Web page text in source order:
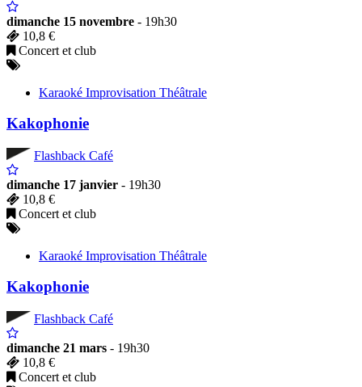
dimanche 15 novembre - 19h30
10,8 €
Concert et club
Karaoké Improvisation Théâtrale
Kakophonie
Flashback Café
dimanche 17 janvier - 19h30
10,8 €
Concert et club
Karaoké Improvisation Théâtrale
Kakophonie
Flashback Café
dimanche 21 mars - 19h30
10,8 €
Concert et club